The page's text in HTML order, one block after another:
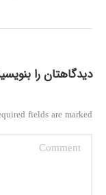
دیدگاهتان را
fields are marked
Comment